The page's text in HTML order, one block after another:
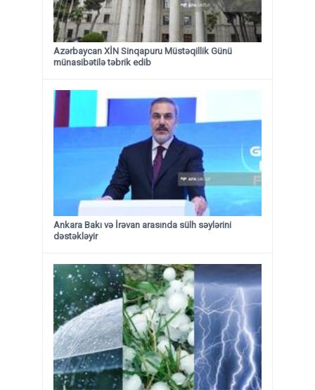
Azərbaycan XİN Sinqapuru Müstəqillik Günü
münasibətilə təbrik edib
Ankara Bakı və İrəvan arasında sülh səylərini
dəstəkləyir